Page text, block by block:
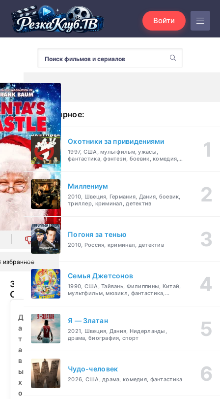
Войти
0
избранное
Замок
Санты
смотреть
бесплатно
Д
а
т
а
в
ы
х
о
Популярное:
Охотники за привидениями
1997, США, мультфильм, ужасы,
фантастика, фэнтези, боевик, комедия,
Миллениум
2010, Швеция, Германия, Дания, боевик,
триллер, криминал, детектив
Погоня за тенью
2010, Россия, криминал, детектив
Семья Джетсонов
1990, США, Тайвань, Филиппины, Китай,
мультфильм, мюзикл, фантастика,
Я — Златан
2021, Швеция, Дания, Нидерланды,
драма, биография, спорт
Чудо-человек
2026, США, драма, комедия, фантастика